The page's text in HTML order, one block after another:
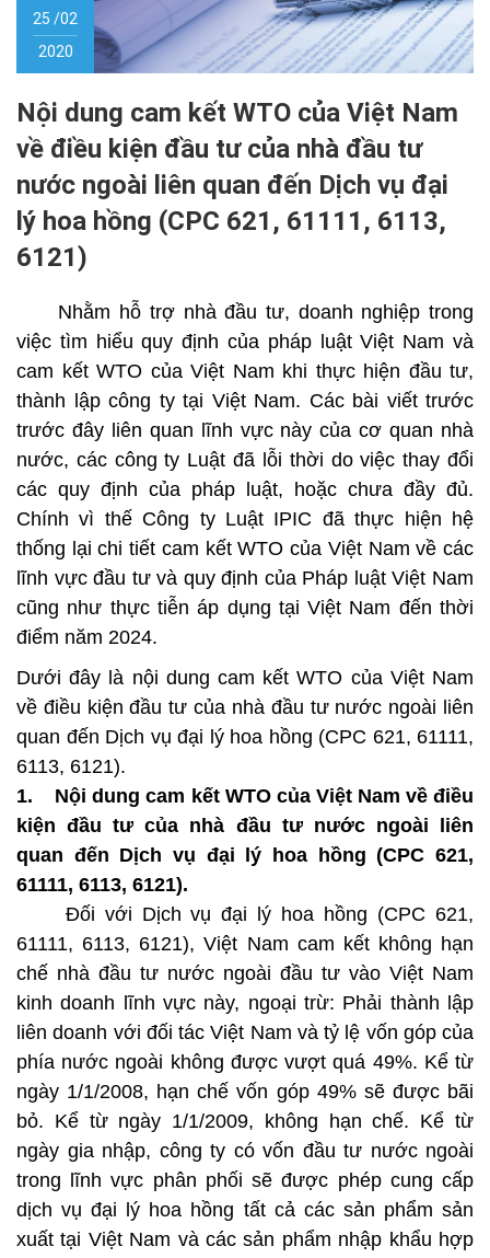
25 /02
2020
Nội dung cam kết WTO của Việt Nam
về điều kiện đầu tư của nhà đầu tư
nước ngoài liên quan đến Dịch vụ đại
lý hoa hồng (CPC 621, 61111, 6113,
6121)
Nhằm hỗ trợ nhà đầu tư, doanh nghiệp trong
việc tìm hiểu quy định của pháp luật Việt Nam và
cam kết WTO của Việt Nam khi thực hiện đầu tư,
thành lập công ty tại Việt Nam. Các bài viết trước
trước đây liên quan lĩnh vực này của cơ quan nhà
nước, các công ty Luật đã lỗi thời do việc thay đổi
các quy định của pháp luật, hoặc chưa đầy đủ.
Chính vì thế Công ty Luật IPIC đã thực hiện hệ
thống lại chi tiết cam kết WTO của Việt Nam về các
lĩnh vực đầu tư và quy định của Pháp luật Việt Nam
cũng như thực tiễn áp dụng tại Việt Nam đến thời
điểm năm 2024.
Dưới đây là nội dung cam kết WTO của Việt Nam
về điều kiện đầu tư của nhà đầu tư nước ngoài liên
quan đến Dịch vụ đại lý hoa hồng (CPC 621, 61111,
6113, 6121).
1.
Nội dung cam kết WTO của Việt Nam về điều
kiện đầu tư của nhà đầu tư nước ngoài liên
quan đến Dịch vụ đại lý hoa hồng (CPC 621,
61111, 6113, 6121).
Đối với Dịch vụ đại lý hoa hồng (CPC 621,
61111, 6113, 6121), Việt Nam cam kết không hạn
chế nhà đầu tư nước ngoài đầu tư vào Việt Nam
kinh doanh lĩnh vực này, ngoại trừ: Phải thành lập
liên doanh với đối tác Việt Nam và tỷ lệ vốn góp của
phía nước ngoài không được vượt quá 49%. Kể từ
ngày 1/1/2008, hạn chế vốn góp 49% sẽ được bãi
bỏ. Kể từ ngày 1/1/2009, không hạn chế. Kể từ
ngày gia nhập, công ty có vốn đầu tư nước ngoài
trong lĩnh vực phân phối sẽ được phép cung cấp
dịch vụ đại lý hoa hồng tất cả các sản phẩm sản
xuất tại Việt Nam và các sản phẩm nhập khẩu hợp